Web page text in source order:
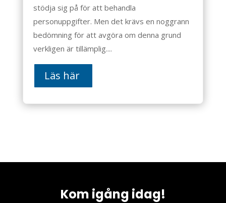
stödja sig på för att behandla
personuppgifter. Men det krävs en noggrann
bedömning för att avgöra om denna grund
verkligen är tillämplig....
Läs här
Kom igång idag!